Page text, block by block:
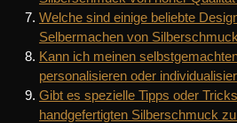
Welche sind einige beliebte
Selbermachen von
Kann ich meinen
personalisieren oder
Gibt es spezielle Tipps oder
handgefertigten Silberschmuck